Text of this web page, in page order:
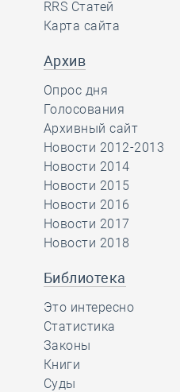
RRS Статей
Карта сайта
Архив
Опрос дня
Голосования
Архивный сайт
Новости 2012-2013
Новости 2014
Новости 2015
Новости 2016
Новости 2017
Новости 2018
Библиотека
Это интересно
Статистика
Законы
Книги
Суды